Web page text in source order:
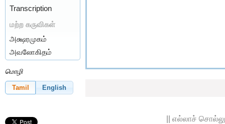
Transcription
மற்ற கருவிகள்
அக்ஷரமுகம்
அவலோகிதம்
மொழி
Tamil English
|| எல்லாச்